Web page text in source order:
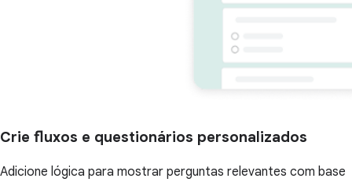
Crie fluxos e questionários personalizados
Adicione lógica para mostrar perguntas relevantes com base